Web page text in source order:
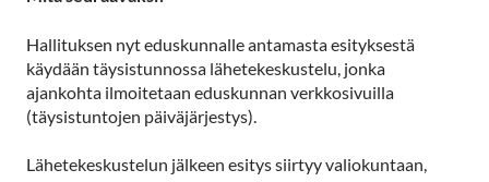
Hallituksen nyt eduskunnalle antamasta esityksestä
käydään täysistunnossa lähetekeskustelu, jonka
ajankohta ilmoitetaan eduskunnan verkkosivuilla
(täysistuntojen päiväjärjestys).
Lähetekeskustelun jälkeen esitys siirtyy valiokuntaan,